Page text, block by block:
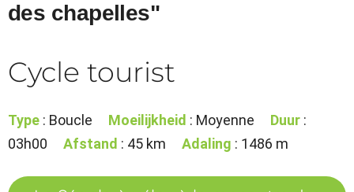
des chapelles"
Cycle tourist
Type : Boucle Moeilijkheid : Moyenne Duur :
03h00
Afstand : 45 km Adaling : 1486 m